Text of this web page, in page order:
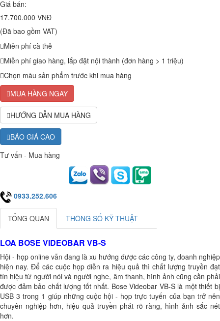
Giá bán:
17.700.000 VNĐ
(Đã bao gồm VAT)
Miễn phí cà thẻ
Miễn phí giao hàng, lắp đặt nội thành (đơn hàng > 1 triệu)
Chọn màu sản phẩm trước khi mua hàng
MUA HÀNG NGAY
HƯỚNG DẪN MUA HÀNG
BÁO GIÁ CAO
Tư vấn - Mua hàng
0933.252.606
TỔNG QUAN THÔNG SỐ KỸ THUẬT
LOA BOSE VIDEOBAR VB-S
Hội - họp online vẫn đang là xu hướng được các công ty, doanh nghiệp
hiện nay. Để các cuộc họp diễn ra hiệu quả thì chất lượng truyền đạt
tín hiệu từ người nói và người nghe, âm thanh, hình ảnh cũng cần phải
được đảm bảo chất lượng tốt nhất. Bose Videobar VB-S là một thiết bị
USB 3 trong 1 giúp những cuộc hội - họp trực tuyến của bạn trở nên
chuyên nghiệp hơn, hiệu quả truyền phát rõ ràng, hình ảnh sắc nét
hơn.